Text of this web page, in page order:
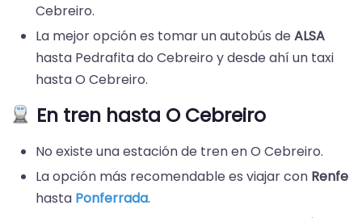
Cebreiro.
La mejor opción es tomar un autobús de ALSA
hasta Pedrafita do Cebreiro y desde ahí un taxi
hasta O Cebreiro.
En tren hasta O Cebreiro
No existe una estación de tren en O Cebreiro.
La opción más recomendable es viajar con Renfe
hasta Ponferrada.